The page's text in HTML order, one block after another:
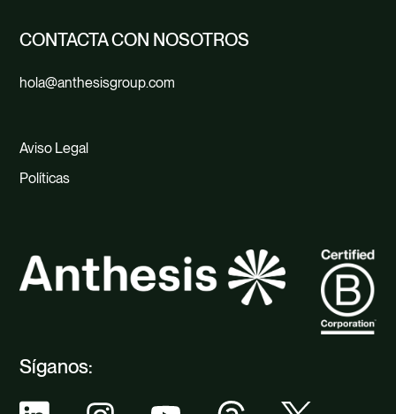
Síganos:
CONTACTA CON NOSOTROS
hola@anthesisgroup.com
Aviso Legal
Políticas